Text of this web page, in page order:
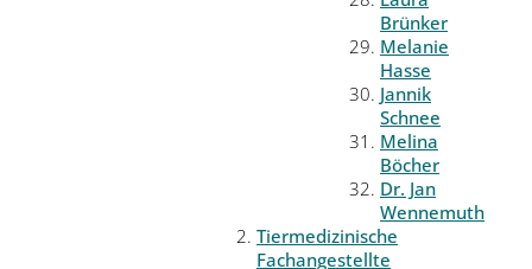
Brünker
Melanie
Hasse
Jannik
Schnee
Melina
Böcher
Dr. Jan
Wennemuth
Tiermedizinische
Fachangestellte